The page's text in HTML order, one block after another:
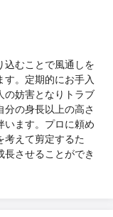
込むことで風通しを
す。定期的にお手入
の妨害となりトラブ
の身長以上の高さ
います。プロに頼め
考えて剪定するた
させることができ